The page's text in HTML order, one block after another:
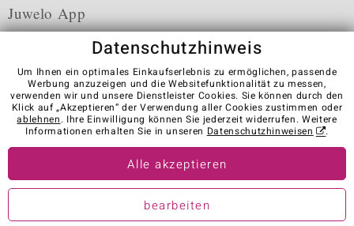
Juwelo App
Karriere AGB Datenschutz Cookies
Impressum
Kontakt
Vertrag widerrufen
Visit our stores in other countries:
© Juwelo Deutschland GmbH (ein Tochterunternehmen der elumeo
SE)
Datenschutzhinweis
Um Ihnen ein optimales Einkaufserlebnis zu ermöglichen, passende
Werbung anzuzeigen und die Websitefunktionalität zu messen,
verwenden wir und unsere Dienstleister Cookies. Sie können durch den
Klick auf „Akzeptieren“ der Verwendung aller Cookies zustimmen oder
ablehnen. Ihre Einwilligung können Sie jederzeit widerrufen. Weitere
Informationen erhalten Sie in unseren Datenschutzhinweisen .
Alle akzeptieren
bearbeiten